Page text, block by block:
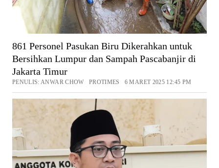
861 Personel Pasukan Biru Dikerahkan untuk
Bersihkan Lumpur dan Sampah Pascabanjir di
Jakarta Timur
PENULIS: ANWAR CHOW PROTIMES 6 MARET 2025 12:45 PM